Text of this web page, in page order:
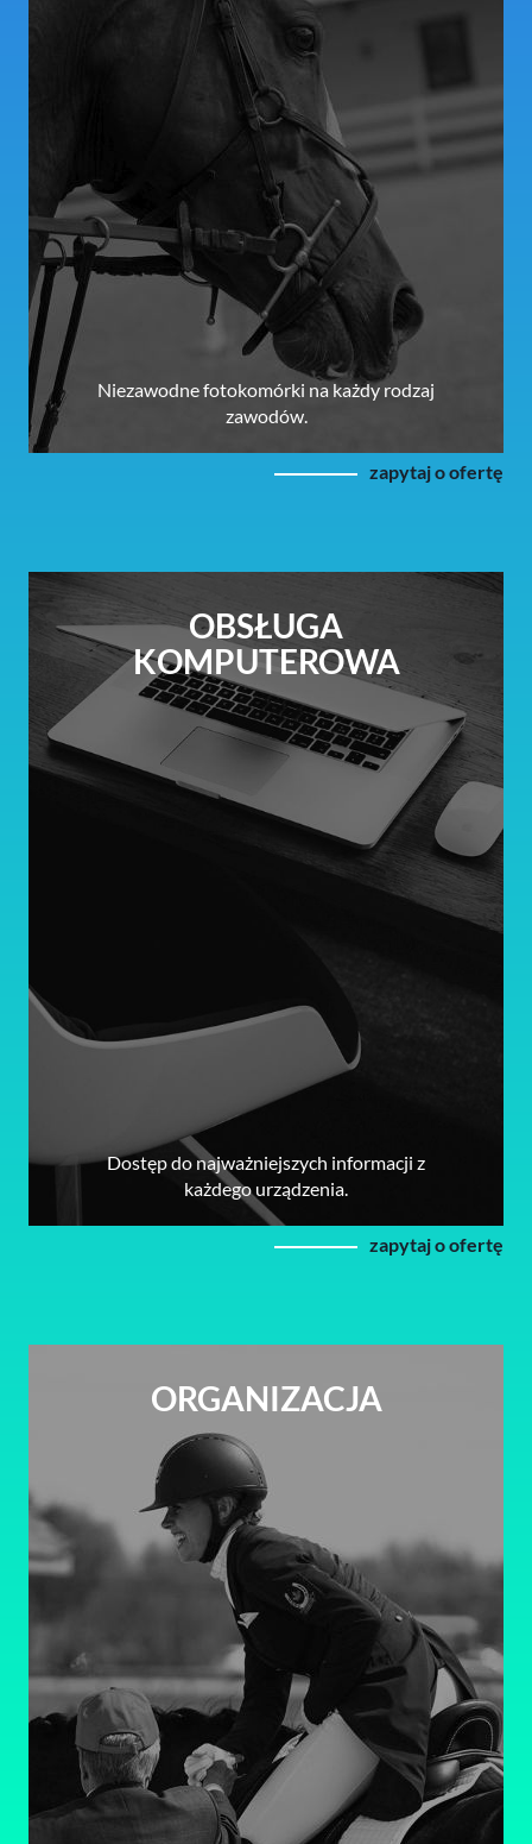
Niezawodne fotokomórki na każdy rodzaj
zawodów.
zapytaj o ofertę
OBSŁUGA
KOMPUTEROWA
Dostęp do najważniejszych informacji z
każdego urządzenia.
zapytaj o ofertę
ORGANIZACJA